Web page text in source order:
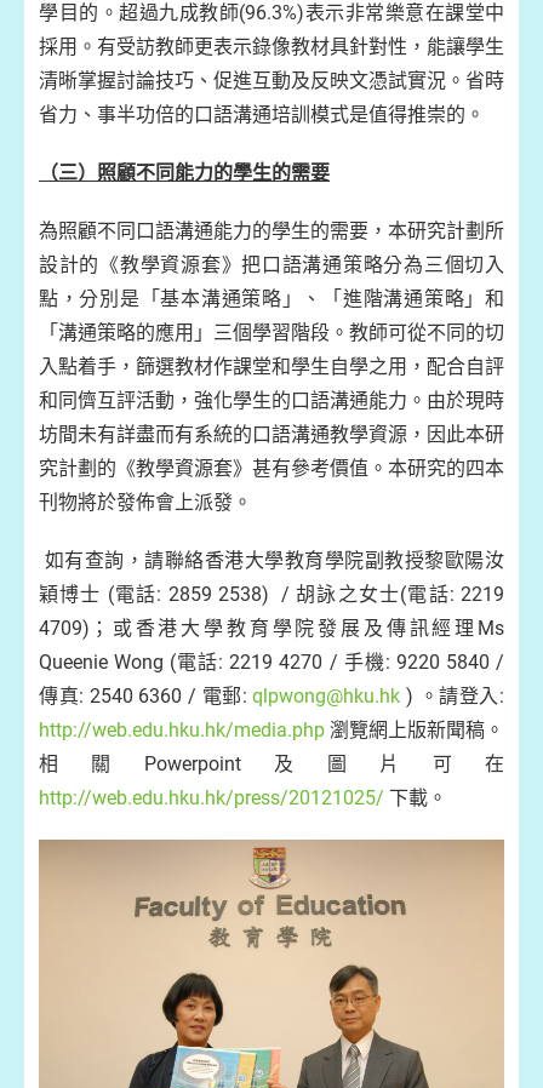
學目的。超過九成教師(96.3%)表示非常樂意在課堂中
採用。有受訪教師更表示錄像教材具針對性，能讓學生
清晰掌握討論技巧、促進互動及反映文憑試實況。省時
省力、事半功倍的口語溝通培訓模式是值得推崇的。
（三）照顧不同能力的學生的需要
為照顧不同口語溝通能力的學生的需要，本研究計劃所
設計的《教學資源套》把口語溝通策略分為三個切入
點，分別是「基本溝通策略」、「進階溝通策略」和
「溝通策略的應用」三個學習階段。教師可從不同的切
入點着手，篩選教材作課堂和學生自學之用，配合自評
和同儕互評活動，強化學生的口語溝通能力。由於現時
坊間未有詳盡而有系統的口語溝通教學資源，因此本研
究計劃的《教學資源套》甚有參考價值。本研究的四本
刊物將於發佈會上派發。
如有查詢，請聯絡香港大學教育學院副教授黎歐陽汝
穎博士 (電話: 2859 2538) / 胡詠之女士(電話: 2219
4709)；或香港大學教育學院發展及傳訊經理Ms
Queenie Wong (電話: 2219 4270 / 手機: 9220 5840 /
傳真: 2540 6360 / 電郵:qlpwong@hku.hk ) 。請登入:
http://web.edu.hku.hk/media.php 瀏覽網上版新聞稿。
相關Powerpoint及圖片可在
http://web.edu.hku.hk/press/20121025/ 下載。